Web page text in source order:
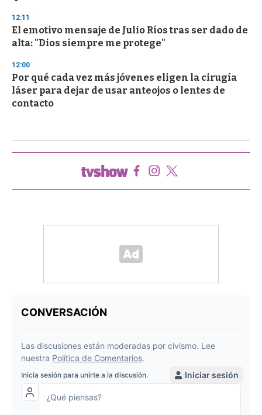
12:11
El emotivo mensaje de Julio Ríos tras ser dado de
alta: "Dios siempre me protege"
12:00
Por qué cada vez más jóvenes eligen la cirugía
láser para dejar de usar anteojos o lentes de
contacto